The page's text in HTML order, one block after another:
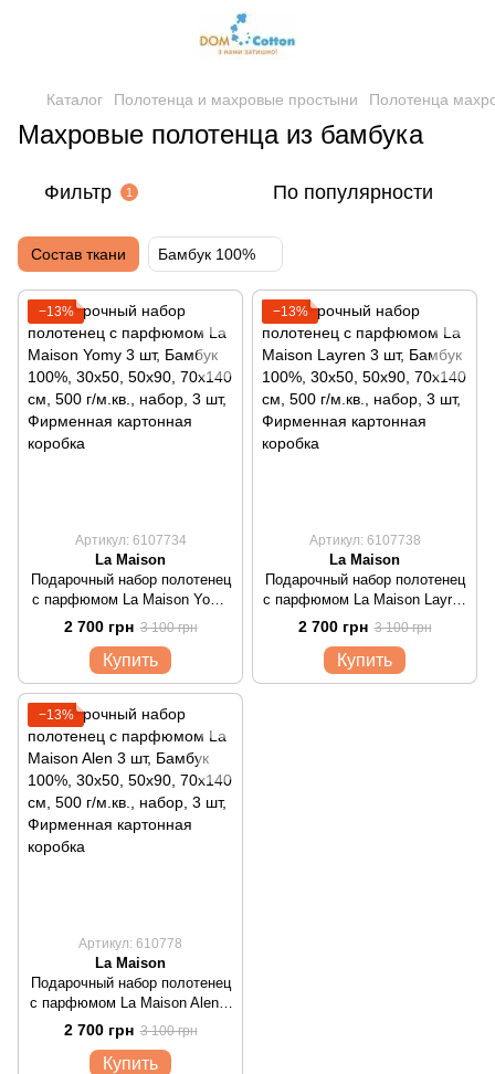
Каталог Полотенца и махровые простыни Полотенца
Махровые полотенца из бамбука
Фильтр 1 По популярности
Cостав ткани Бамбук 100%
−13%
Артикул: 6107734
La Maison
Подарочный набор полотенец
с парфюмом La Maison Yomy
3 шт
2 700 грн 3 100 грн
Купить
−13%
Артикул: 6107738
La Maison
Подарочный набор полотенец
с парфюмом La Maison Layren
3 шт
2 700 грн 3 100 грн
Купить
−13%
Артикул: 610778
La Maison
Подарочный набор полотенец
с парфюмом La Maison Alen 3
2 700 грн 3 100 грн
Купить